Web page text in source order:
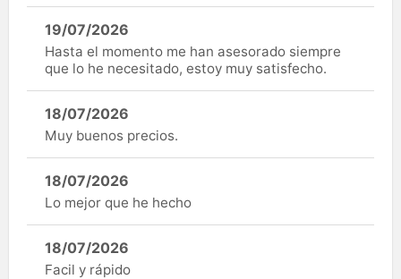
19/07/2026
Hasta el momento me han asesorado siempre
que lo he necesitado, estoy muy satisfecho.
18/07/2026
Muy buenos precios.
18/07/2026
Lo mejor que he hecho
18/07/2026
Facil y rápido